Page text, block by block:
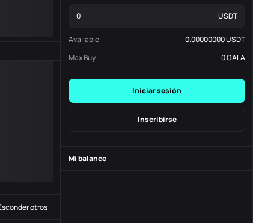
-
otros
USDT
Available 0.00000000USDT
Max Buy
0GALA
Iniciar sesión
Inscribirse
Mi balance